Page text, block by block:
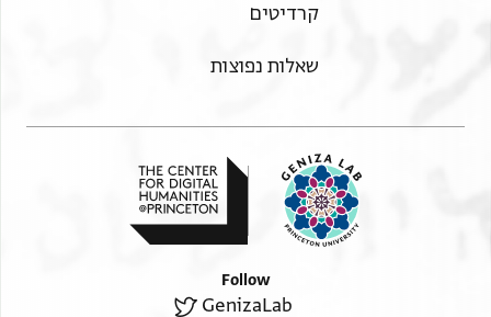
קרדיטים
שאלות נפוצות
Follow
GenizaLab